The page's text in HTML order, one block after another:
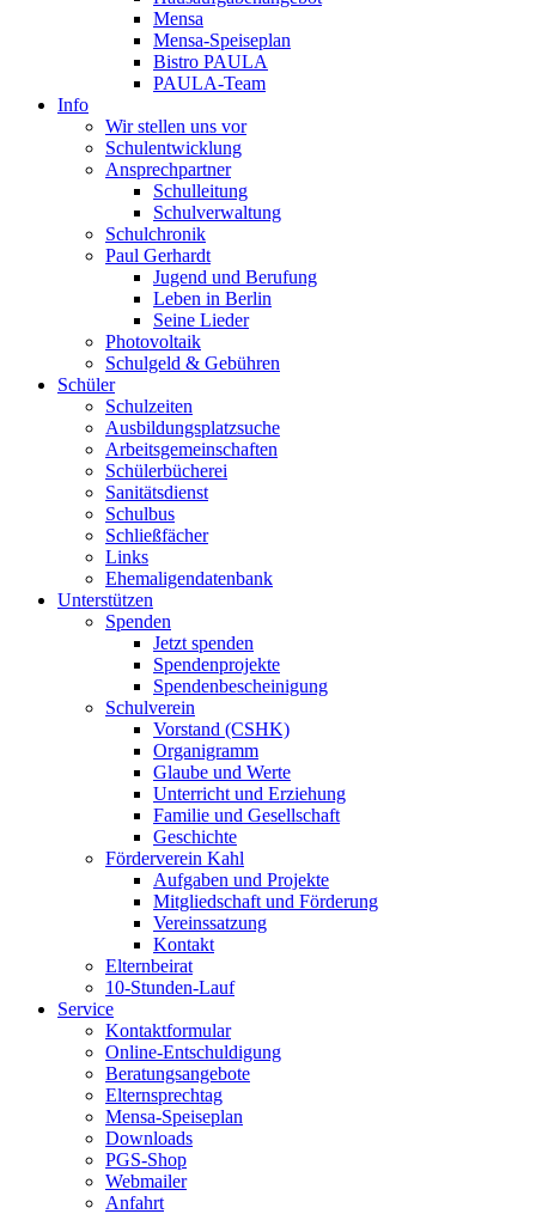
Mensa
Mensa-Speiseplan
Bistro PAULA
PAULA-Team
Info
Wir stellen uns vor
Schulentwicklung
Ansprechpartner
Schulleitung
Schulverwaltung
Schulchronik
Paul Gerhardt
Jugend und Berufung
Leben in Berlin
Seine Lieder
Photovoltaik
Schulgeld & Gebühren
Schüler
Schulzeiten
Ausbildungsplatzsuche
Arbeitsgemeinschaften
Schülerbücherei
Sanitätsdienst
Schulbus
Schließfächer
Links
Ehemaligendatenbank
Unterstützen
Spenden
Jetzt spenden
Spendenprojekte
Spendenbescheinigung
Schulverein
Vorstand (CSHK)
Organigramm
Glaube und Werte
Unterricht und Erziehung
Familie und Gesellschaft
Geschichte
Förderverein Kahl
Aufgaben und Projekte
Mitgliedschaft und Förderung
Vereinssatzung
Kontakt
Elternbeirat
10-Stunden-Lauf
Service
Kontaktformular
Online-Entschuldigung
Beratungsangebote
Elternsprechtag
Mensa-Speiseplan
Downloads
PGS-Shop
Webmailer
Anfahrt